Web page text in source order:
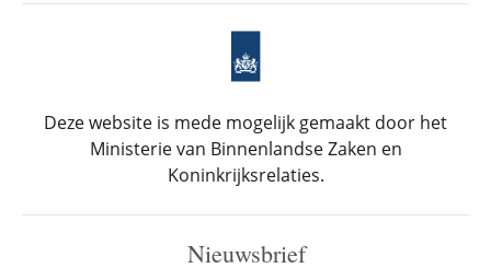
Deze website is mede mogelijk gemaakt door het
Ministerie van Binnenlandse Zaken en
Koninkrijksrelaties.
Nieuwsbrief